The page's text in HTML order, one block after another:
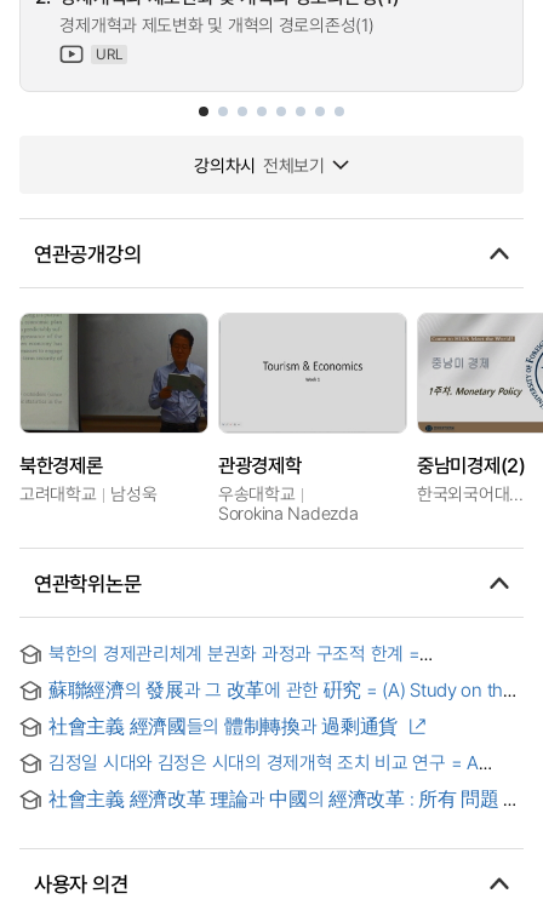
경제개혁과 제도변화 및 개혁의 경로의존성(1)
URL
강의차시 전체보기
연관공개강의
북한경제론
고려대학교 남성욱
관광경제학
우송대학교
Sorokina Nadezda
중남미경제(2)
한국외국어대학교
연관학위논문
북한의 경제관리체계 분권화 과정과 구조적 한계 =
(The)decentralization process of North Korean economy
management system & its structural limitation
蘇聯經濟의 發展과 그 改革에 관한 硏究 = (A) Study on the
Economic Development and Reform of the USSR
社會主義 經濟國들의 體制轉換과 過剩通貨
김정일 시대와 김정은 시대의 경제개혁 조치 비교 연구 = A
Study on Comparison of Economic Reform Measures in
the Kim Jong Il and Kim Jong Un Era
社會主義 經濟改革 理論과 中國의 經濟改革 : 所有 問題 및
the economic reforms in socialist countries and the
사용자 의견